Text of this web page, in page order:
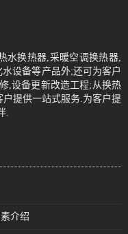
水换热器,采暖空调换热器,
设备等产品外;还可为客户
,设备更新改造工程;从换热
提供一站式服务.为客户提
.
介绍